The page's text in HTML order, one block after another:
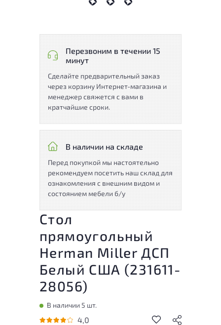
Перезвоним в течении 15
минут
Сделайте предварительный заказ
через корзину Интернет-магазина и
менеджер свяжется с вами в
кратчайшие сроки.
В наличии на складе
Перед покупкой мы настоятельно
рекомендуем посетить наш склад для
ознакомления с внешним видом и
состоянием мебели б/у
Стол
прямоугольный
Herman Miller ДСП
Белый США (231611-
28056)
В наличии 5 шт.
4,0